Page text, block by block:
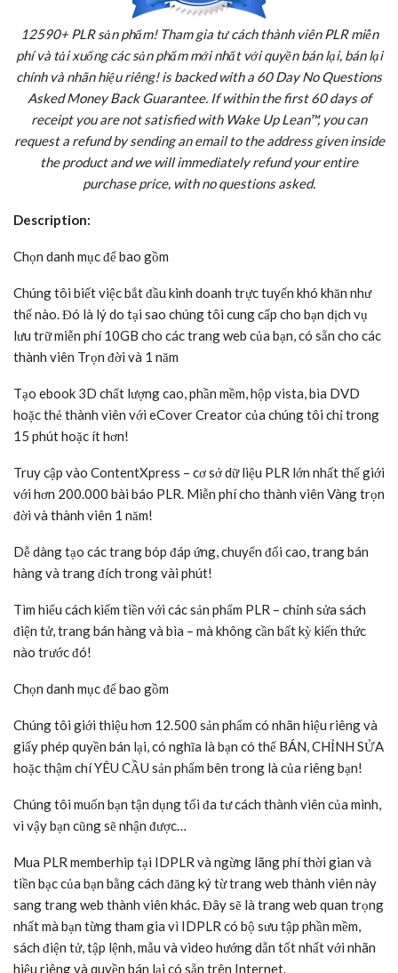
12590+ PLR sản phẩm! Tham gia tư cách thành viên PLR miễn
phí và tải xuống các sản phẩm mới nhất với quyền bán lại, bán lại
chính và nhãn hiệu riêng! is backed with a 60 Day No Questions
Asked Money Back Guarantee. If within the first 60 days of
receipt you are not satisfied with Wake Up Lean™, you can
request a refund by sending an email to the address given inside
the product and we will immediately refund your entire
purchase price, with no questions asked.
Description:
Chọn danh mục để bao gồm
Chúng tôi biết việc bắt đầu kinh doanh trực tuyến khó khăn như
thế nào. Đó là lý do tại sao chúng tôi cung cấp cho bạn dịch vụ
lưu trữ miễn phí 10GB cho các trang web của bạn, có sẵn cho các
thành viên Trọn đời và 1 năm
Tạo ebook 3D chất lượng cao, phần mềm, hộp vista, bìa DVD
hoặc thẻ thành viên với eCover Creator của chúng tôi chỉ trong
15 phút hoặc ít hơn!
Truy cập vào ContentXpress – cơ sở dữ liệu PLR lớn nhất thế giới
với hơn 200.000 bài báo PLR. Miễn phí cho thành viên Vàng trọn
đời và thành viên 1 năm!
Dễ dàng tạo các trang bóp đáp ứng, chuyển đổi cao, trang bán
hàng và trang đích trong vài phút!
Tìm hiểu cách kiếm tiền với các sản phẩm PLR – chỉnh sửa sách
điện tử, trang bán hàng và bìa – mà không cần bất kỳ kiến thức
nào trước đó!
Chọn danh mục để bao gồm
Chúng tôi giới thiệu hơn 12.500 sản phẩm có nhãn hiệu riêng và
giấy phép quyền bán lại, có nghĩa là bạn có thể BÁN, CHỈNH SỬA
hoặc thậm chí YÊU CẦU sản phẩm bên trong là của riêng bạn!
Chúng tôi muốn bạn tận dụng tối đa tư cách thành viên của mình,
vì vậy bạn cũng sẽ nhận được…
Mua PLR memberhip tại IDPLR và ngừng lãng phí thời gian và
tiền bạc của bạn bằng cách đăng ký từ trang web thành viên này
sang trang web thành viên khác. Đây sẽ là trang web quan trọng
nhất mà bạn từng tham gia vì IDPLR có bộ sưu tập phần mềm,
sách điện tử, tập lệnh, mẫu và video hướng dẫn tốt nhất với nhãn
hiệu riêng và quyền bán lại có sẵn trên Internet.